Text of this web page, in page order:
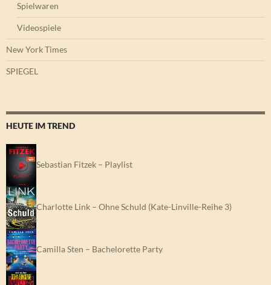
Spielwaren
Videospiele
New York Times
SPIEGEL
HEUTE IM TREND
Sebastian Fitzek – Playlist
Charlotte Link – Ohne Schuld (Kate-Linville-Reihe 3)
Camilla Sten – Bachelorette Party